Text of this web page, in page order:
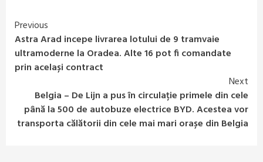
Continue
Reading
Previous
Astra Arad incepe livrarea lotului de 9 tramvaie
ultramoderne la Oradea. Alte 16 pot fi comandate
prin același contract
Next
Belgia – De Lijn a pus în circulație primele din cele
până la 500 de autobuze electrice BYD. Acestea vor
transporta călătorii din cele mai mari orașe din Belgia